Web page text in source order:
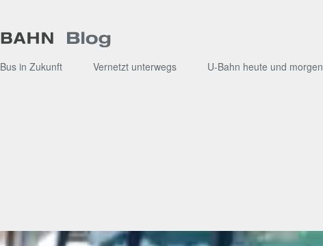
Bus in Zukunft Vernetzt unterwegs U-Bahn heute und morgen